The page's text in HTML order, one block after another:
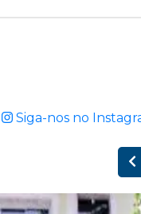
Siga-nos no